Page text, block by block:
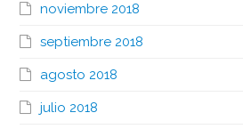
noviembre 2018
septiembre 2018
agosto 2018
julio 2018